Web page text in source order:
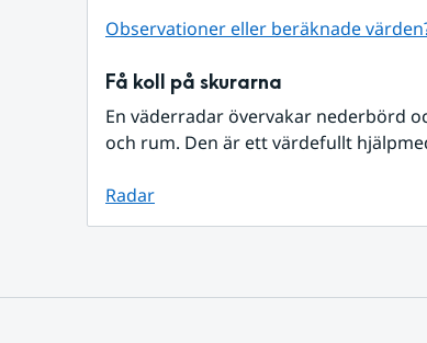
Observationer eller beräknade
Få koll på skurarna
En väderradar övervakar nederbörd
och rum. Den är ett värdefullt
Radar